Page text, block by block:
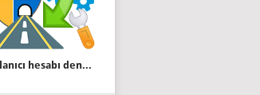
Kullanıcı hesabı denetimi uyarısını atlatın